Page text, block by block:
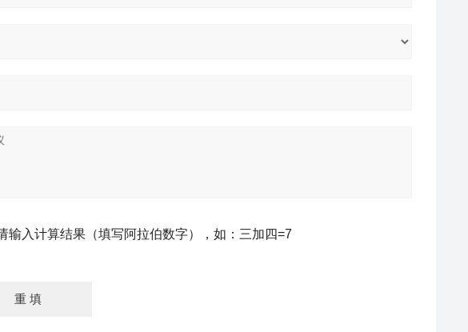
输入计算结果（填写阿拉伯数字），如：三加四=7